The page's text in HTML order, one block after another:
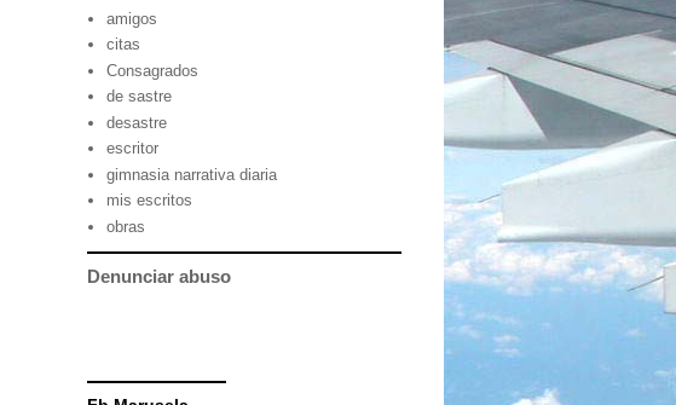
amigos
citas
Consagrados
de sastre
desastre
escritor
gimnasia narrativa diaria
mis escritos
obras
Denunciar abuso